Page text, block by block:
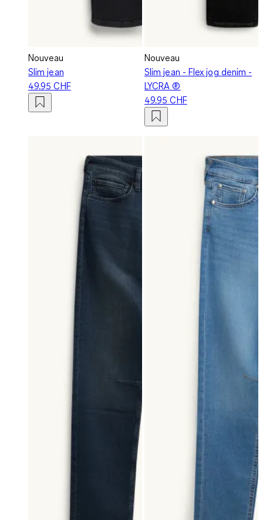
Nouveau
Slim jean
49.95 CHF
Nouveau
Slim jean - Flex jog denim -
LYCRA ®
49.95 CHF